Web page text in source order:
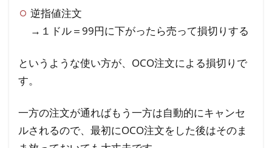
逆指値注文
→１ドル＝99円に下がったら売って損切りする
というような使い方が、OCO注文による損切りで
す。
一方の注文が通ればもう一方は自動的にキャンセ
ルされるので、最初にOCO注文をした後はそのま